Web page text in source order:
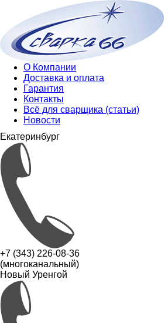
О Компании
Доставка и оплата
Гарантия
Контакты
Всё для сварщика (статьи)
Новости
Екатеринбург
+7 (343) 226-08-36
(многоканальный)
Новый Уренгой